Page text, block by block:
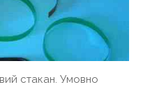
стакан. Умовно